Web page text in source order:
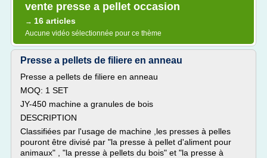
vente presse a pellet occasion
→ 16 articles
Aucune vidéo sélectionnée pour ce thème
Presse a pellets de filiere en anneau
Presse a pellets de filiere en anneau
MOQ: 1 SET
JY-450 machine a granules de bois
DESCRIPTION
Classifiées par l'usage de machine ,les presses à pelles
pouront être divisé par "la presse à pellet d'aliment pour
animaux" , "la presse à pellets du bois" et "la presse à